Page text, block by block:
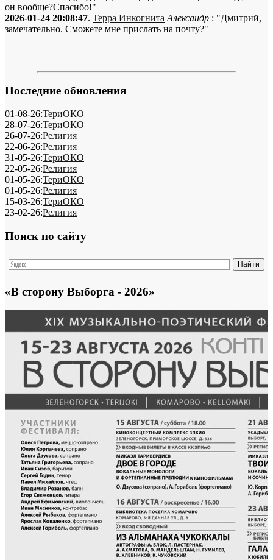
он вообще?Спасибо!"
2026-01-24 20:08:47. Терра Инкогнита Александр : "Дмитрий,
замечательно. Сможете мне прислать на почту?"
Последние обновления
01-08-26:ТериОКО
28-07-26:ТериОКО
26-07-26:Религия
22-06-26:Религия
31-05-26:ТериОКО
22-05-26:Религия
01-05-26:ТериОКО
01-05-26:Религия
15-03-26:ТериОКО
23-02-26:Религия
Поиск по сайту
«В сторону Выборга - 2026»